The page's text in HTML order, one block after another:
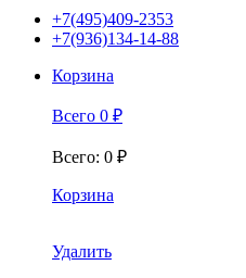
+7(495)409-2353
+7(936)134-14-88
Корзина
Всего 0 ₽
Всего: 0 ₽
Корзина
Удалить